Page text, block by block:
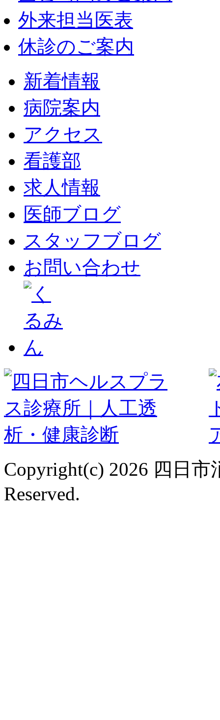
外来担当医表
休診のご案内
新着情報
病院案内
アクセス
看護部
求人情報
医師ブログ
スタッフブログ
お問い合わせ
Copyright(c) 2026 四日
Reserved.